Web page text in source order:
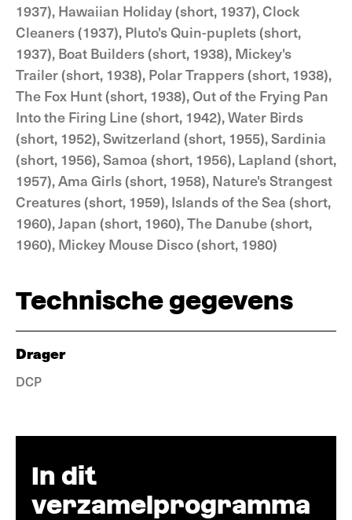
1937), Hawaiian Holiday (short, 1937), Clock
Cleaners (1937), Pluto's Quin-puplets (short,
1937), Boat Builders (short, 1938), Mickey's
Trailer (short, 1938), Polar Trappers (short, 1938),
The Fox Hunt (short, 1938), Out of the Frying Pan
Into the Firing Line (short, 1942), Water Birds
(short, 1952), Switzerland (short, 1955), Sardinia
(short, 1956), Samoa (short, 1956), Lapland (short,
1957), Ama Girls (short, 1958), Nature's Strangest
Creatures (short, 1959), Islands of the Sea (short,
1960), Japan (short, 1960), The Danube (short,
1960), Mickey Mouse Disco (short, 1980)
Technische gegevens
Drager
DCP
In dit
verzamelprogramma